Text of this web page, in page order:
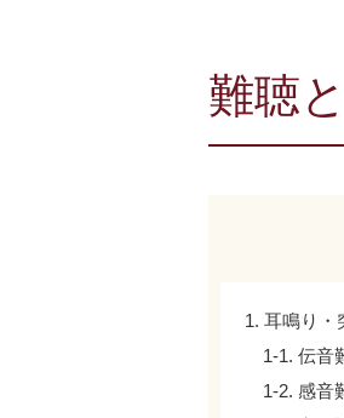
難聴
1. 耳鳴り・
1-1. 伝音
1-2. 感音